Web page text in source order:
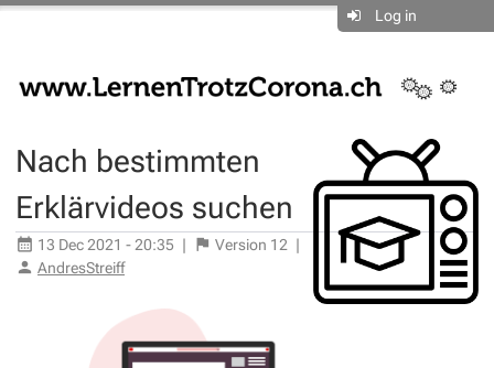
Log in
Nach bestimmten
Erklärvideos suchen
13 Dec 2021 - 20:35 | Version 12 |
AndresStreiff